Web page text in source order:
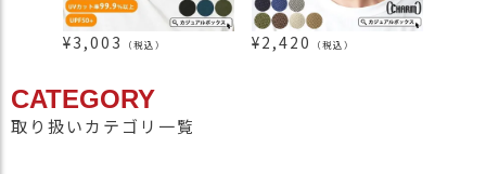
¥3,003 （税込） ¥2,420 （税込）
CATEGORY
取り扱いカテゴリ一覧